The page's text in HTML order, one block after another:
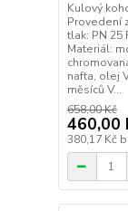
Kulový
Provedení
tlak: PN 25
Materiál:
nafta, olej
měsíců V...
658,00 Kč
460,00
380,17 Kč